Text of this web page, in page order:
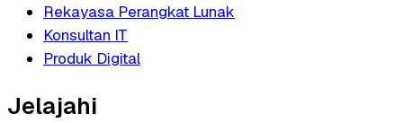
Rekayasa Perangkat Lunak
Konsultan IT
Produk Digital
Jelajahi